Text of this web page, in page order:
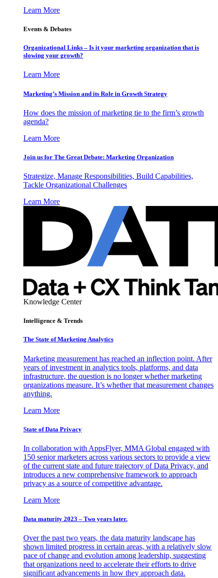
Learn More
Events & Debates
Organizational Links – Is it your marketing organization that is
slowing your growth?
Learn More
Marketing’s Mission and its Role in Growth Strategy
How does the mission of marketing tie to the firm’s growth
agenda?
Learn More
Join us for The Great Debate: Marketing Organization
Strategize, Manage Responsibilities, Build Capabilities,
Tackle Organizational Challenges
Learn More
Knowledge Center
Intelligence & Trends
The State of Marketing Analytics
Marketing measurement has reached an inflection point. After
years of investment in analytics tools, platforms, and data
infrastructure, the question is no longer whether marketing
organizations measure. It’s whether that measurement changes
anything.
Learn More
State of Data Privacy
In collaboration with AppsFlyer, MMA Global engaged with
150 senior marketers across various sectors to provide a view
of the current state and future trajectory of Data Privacy, and
introduces a new comprehensive framework to approach
privacy as a source of competitive advantage.
Learn More
Data maturity 2023 – Two years later.
Over the past two years, the data maturity landscape has
shown limited progress in certain areas, with a relatively slow
pace of change and evolution among leadership, suggesting
that organizations need to accelerate their efforts to drive
significant advancements in how they approach data.